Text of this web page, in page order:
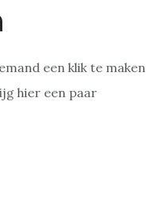
een klik te maken
hier een paar